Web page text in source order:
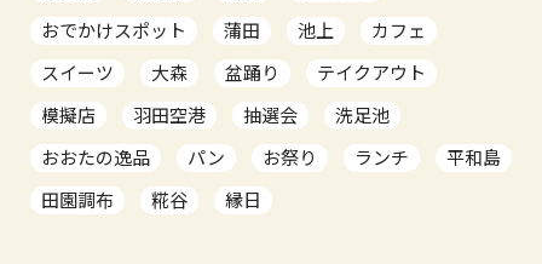
おでかけスポット
蒲田 池上
カフェ
スイーツ
大森 盆踊り
テイクアウト
模擬店
羽田空港 抽選会
洗足池
おおたの逸品
パン お祭り ランチ
平和島
田園調布
糀谷 縁日